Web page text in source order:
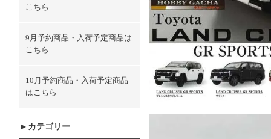
こちら
9月予約商品・入荷予定商品は
こちら
10月予約商品・入荷予定商品
はこちら
カテゴリー